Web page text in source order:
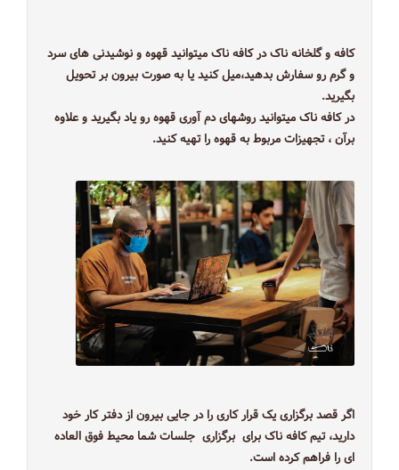
کافه و گلخانه ناک در کافه ناک میتوانید قهوه و نوشیدنی های سرد
و گرم رو سفارش بدهید،میل کنید یا به صورت بیرون بر تحویل
بگیرید.
در کافه ناک میتوانید روشهای دم آوری قهوه رو یاد بگیرید و علاوه
برآن ، تجهیزات مربوط به قهوه را تهیه کنید.
اگر قصد برگزاری یک قرار کاری را در جایی بیرون از دفتر کار خود
دارید، تیم کافه ناک برای برگزاری جلسات شما محیط فوق العاده
ای را فراهم کرده است.